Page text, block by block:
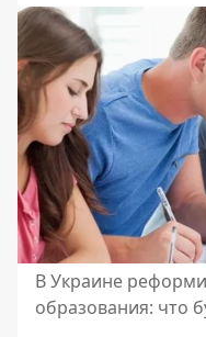
В Украине
образования: что